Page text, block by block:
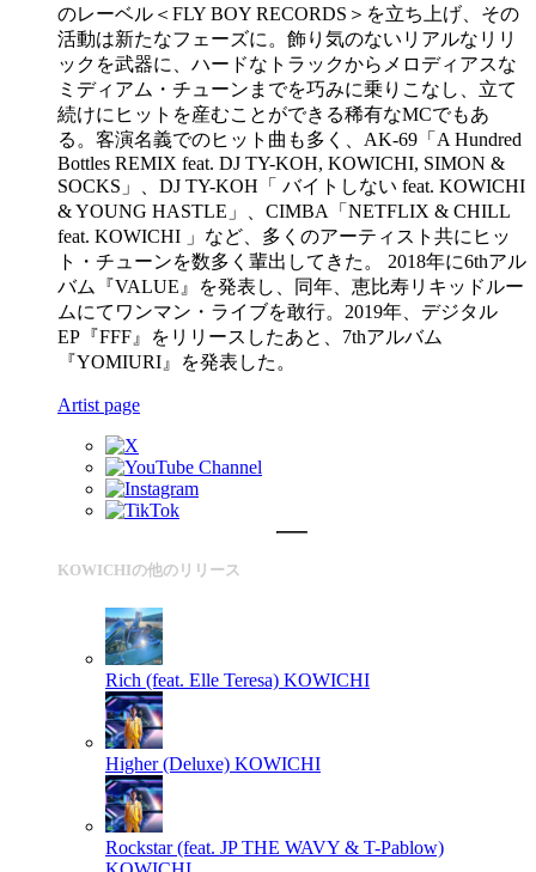
のレーベル＜FLY BOY RECORDS＞を立ち上げ、その
活動は新たなフェーズに。飾り気のないリアルなリリ
ックを武器に、ハードなトラックからメロディアスな
ミディアム・チューンまでを巧みに乗りこなし、立て
続けにヒットを産むことができる稀有なMCでもあ
る。客演名義でのヒット曲も多く、AK-69「A Hundred
Bottles REMIX feat. DJ TY-KOH, KOWICHI, SIMON &
SOCKS」、DJ TY-KOH「 バイトしない feat. KOWICHI
& YOUNG HASTLE」、CIMBA「NETFLIX & CHILL
feat. KOWICHI 」など、多くのアーティスト共にヒッ
ト・チューンを数多く輩出してきた。 2018年に6thアル
バム『VALUE』を発表し、同年、恵比寿リキッドルー
ムにてワンマン・ライブを敢行。2019年、デジタル
EP『FFF』をリリースしたあと、7thアルバム
『YOMIURI』を発表した。
Artist page
KOWICHIの他のリリース
Rich (feat. Elle Teresa) KOWICHI
Higher (Deluxe) KOWICHI
Rockstar (feat. JP THE WAVY & T-Pablow)